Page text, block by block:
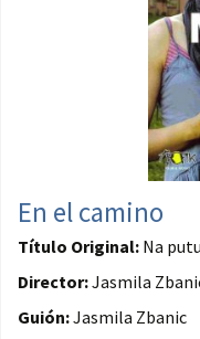
En el camino
Título Original: Na putu
Director:Jasmila
Guión:Jasmila Zbanic